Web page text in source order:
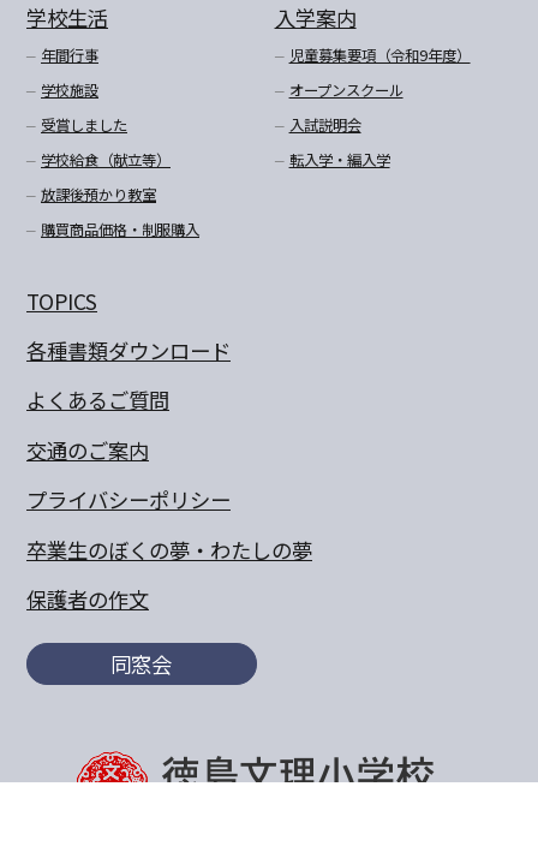
学校生活
年間行事
学校施設
受賞しました
学校給食（献立等）
放課後預かり教室
購買商品価格・制服購入
入学案内
児童募集要項（令和9年度）
オープンスクール
入試説明会
転入学・編入学
TOPICS
各種書類ダウンロード
よくあるご質問
交通のご案内
プライバシーポリシー
卒業生のぼくの夢・わたしの夢
保護者の作文
同窓会